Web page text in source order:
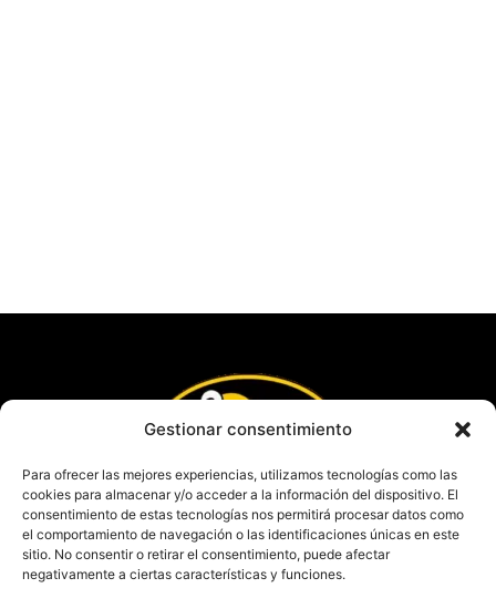
Gestionar consentimiento
Para ofrecer las mejores experiencias, utilizamos tecnologías como las
cookies para almacenar y/o acceder a la información del dispositivo. El
consentimiento de estas tecnologías nos permitirá procesar datos como
el comportamiento de navegación o las identificaciones únicas en este
sitio. No consentir o retirar el consentimiento, puede afectar
negativamente a ciertas características y funciones.
Lege-oharra
Pribatutasun-politika